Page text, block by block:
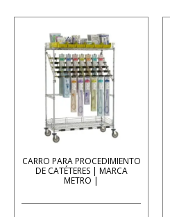
CARRO PARA PROCEDIMIENTO
DE CATÉTERES | MARCA
METRO |